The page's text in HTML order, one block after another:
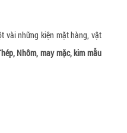
vài những kiện mặt hàng, vật
Nhôm, may mặc, kim mẫu